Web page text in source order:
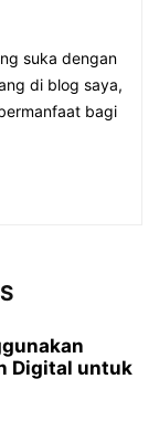
suka dengan
di blog saya,
bagi
Digital untuk